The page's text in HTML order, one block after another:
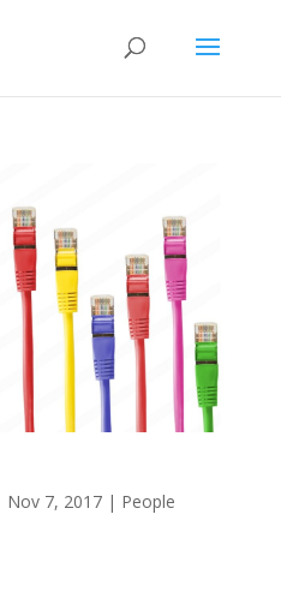
Nov 7, 2017| People